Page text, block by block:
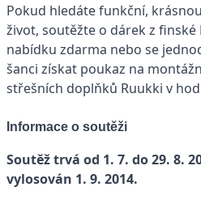
Pokud hledáte funkční,
život, soutěžte o dárek z finské
nabídku zdarma nebo se
šanci získat poukaz na
střešních doplňků Ruukki v
Informace o soutěži
Soutěž trvá od 1. 7. do 29. 8.
vylosován 1. 9. 2014.